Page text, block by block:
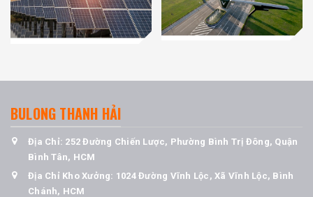
BULONG THANH HẢI
Địa Chỉ: 252 Đường Chiến Lược, Phường Bình Trị Đông, Quận
Bình Tân, HCM
Địa Chỉ Kho Xưởng: 1024 Đường Vĩnh Lộc, Xã Vĩnh Lộc, Bình
Chánh, HCM